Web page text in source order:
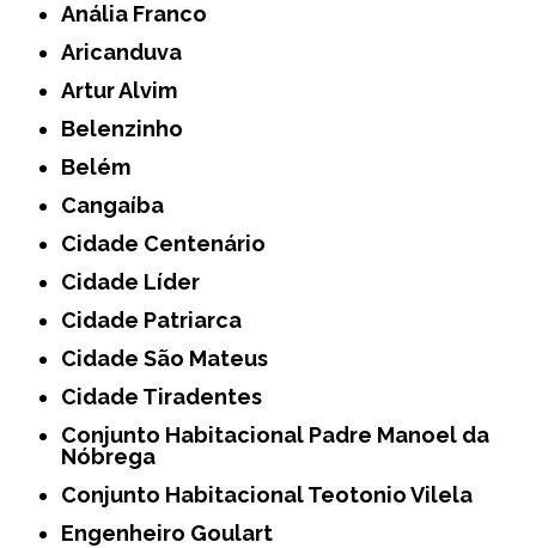
Anália Franco
Aricanduva
Artur Alvim
Belenzinho
Belém
Cangaíba
Cidade Centenário
Cidade Líder
Cidade Patriarca
Cidade São Mateus
Cidade Tiradentes
Conjunto Habitacional Padre Manoel da
Nóbrega
Conjunto Habitacional Teotonio Vilela
Engenheiro Goulart